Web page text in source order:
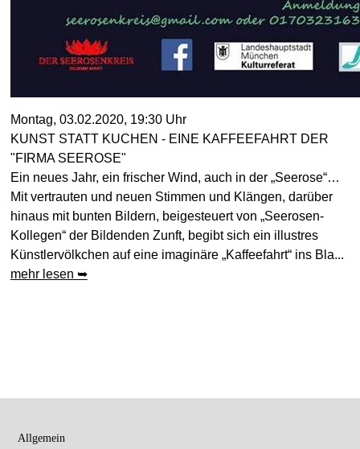
Montag, 03.02.2020, 19:30 Uhr
KUNST STATT KUCHEN - EINE KAFFEEFAHRT DER
"FIRMA SEEROSE"
Ein neues Jahr, ein frischer Wind, auch in der „Seerose“…
Mit vertrauten und neuen Stimmen und Klängen, darüber
hinaus mit bunten Bildern, beigesteuert von „Seerosen-
Kollegen“ der Bildenden Zunft, begibt sich ein illustres
Künstlervölkchen auf eine imaginäre „Kaffeefahrt“ ins Bla...
mehr lesen ➥
Allgemein